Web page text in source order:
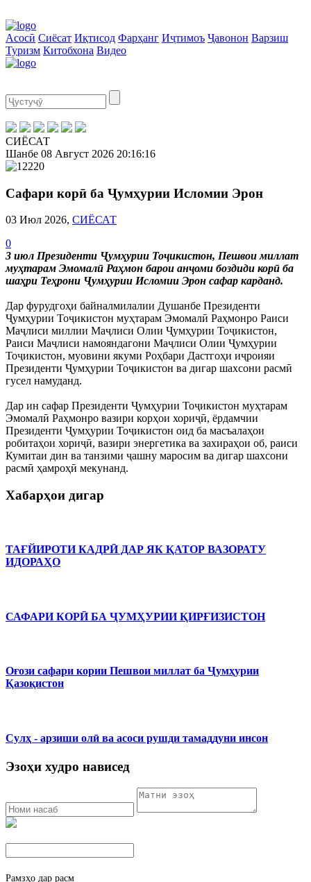
Асосӣ Сиёсат Иқтисод Фарҳанг Иҷтимоъ Ҷавонон Варзиш
Туризм Китобхона Видео
СИЁСАТ
Шанбе 08 Август 2026 20:16:17
Сафари корӣ ба Ҷумҳурии Исломии Эрон
03 Июл 2026, СИЁСАТ
0
3 июл Президенти Ҷумҳурии Тоҷикистон, Пешвои миллат
муҳтарам Эмомалӣ Раҳмон барои анҷоми боздиди корӣ ба
шаҳри Теҳрони Ҷумҳурии Исломии Эрон сафар карданд.
Дар фурудгоҳи байналмилалии Душанбе Президенти
Ҷумҳурии Тоҷикистон муҳтарам Эмомалӣ Раҳмонро Раиси
Маҷлиси миллии Маҷлиси Олии Ҷумҳурии Тоҷикистон,
Раиси Маҷлиси намояндагони Маҷлиси Олии Ҷумҳурии
Тоҷикистон, муовини якуми Роҳбари Дастгоҳи иҷроияи
Президенти Ҷумҳурии Тоҷикистон ва дигар шахсони расмӣ
гусел намуданд.
Дар ин сафар Президенти Ҷумҳурии Тоҷикистон муҳтарам
Эмомалӣ Раҳмонро вазири корҳои хориҷӣ, ёрдамчии
Президенти Ҷумҳурии Тоҷикистон оид ба масъалаҳои
робитаҳои хориҷӣ, вазири энергетика ва захираҳои об, раиси
Кумитаи дин ва танзими ҷашну маросим ва дигар шахсони
расмӣ ҳамроҳӣ мекунанд.
Хабарҳои дигар
ТАҒЙИРОТИ КАДРӢ ДАР ЯК ҚАТОР ВАЗОРАТУ
ИДОРАҲО
САФАРИ КОРӢ БА ҶУМҲУРИИ ҚИРҒИЗИСТОН
Оғози сафари кории Пешвои миллат ба Ҷумҳурии
Қазоқистон
Сулҳ - арзиши олӣ ва асоси рушди тамаддуни инсон
Эзоҳи худро нависед
Рамзҳо дар расм